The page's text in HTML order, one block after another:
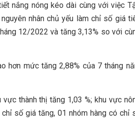
nắng nóng kéo dài cùng với việc
nhân chủ yếu làm chỉ số giá
12/2022 và tăng 3,13% so với
hơn mức tăng 2,88% của 7 tháng
thành thị tăng 1,03 %; khu vực
số giá tăng, 01 nhóm hàng có chỉ